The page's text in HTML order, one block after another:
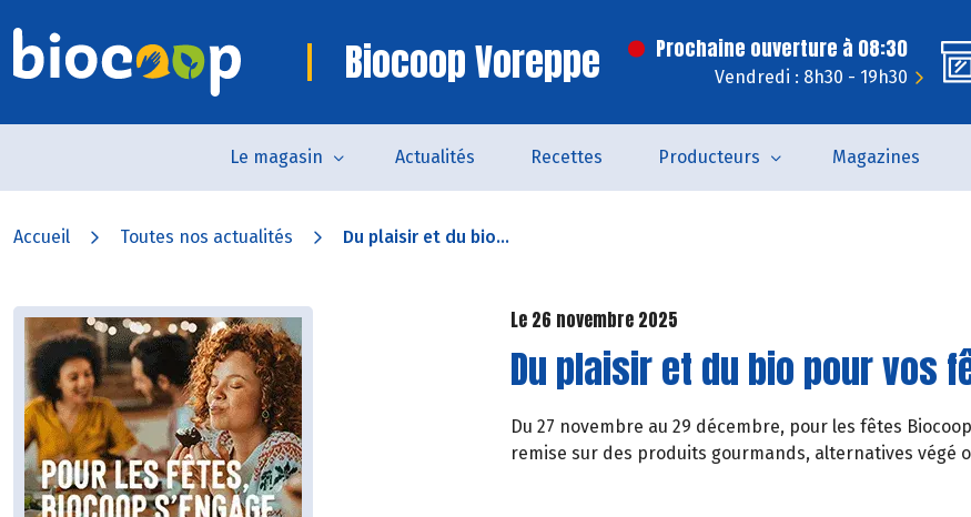
Biocoop Voreppe Prochaine ouverture à 08:30
Vendredi : 8h30 - 19h30
Le magasin Actualités Recettes Producteurs Magazines
Accueil Toutes nos actualités Du plaisir et du bio...
Le 26 novembre 2025
Du plaisir et du bio pour vos
Du 27 novembre au 29 décembre, pour les fêtes
remise sur des produits gourmands, alternatives végé